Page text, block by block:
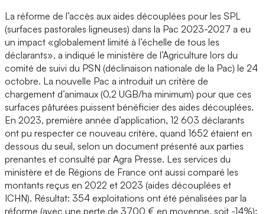
La réforme de l’accès aux aides découplées pour les SPL
(surfaces pastorales ligneuses) dans la Pac 2023-2027 a eu
un impact «globalement limité à l’échelle de tous les
déclarants», a indiqué le ministère de l’Agriculture lors du
comité de suivi du PSN (déclinaison nationale de la Pac) le 24
octobre. La nouvelle Pac a introduit un critère de
chargement d’animaux (0,2 UGB/ha minimum) pour que ces
surfaces pâturées puissent bénéficier des aides découplées.
En 2023, première année d’application, 12 603 déclarants
ont pu respecter ce nouveau critère, quand 1652 étaient en
dessous du seuil, selon un document présenté aux parties
prenantes et consulté par Agra Presse. Les services du
ministère et de Régions de France ont aussi comparé les
montants reçus en 2022 et 2023 (aides découplées et
ICHN). Résultat: 354 exploitations ont été pénalisées par la
réforme (avec une perte de 3700 € en moyenne, soit -14%);